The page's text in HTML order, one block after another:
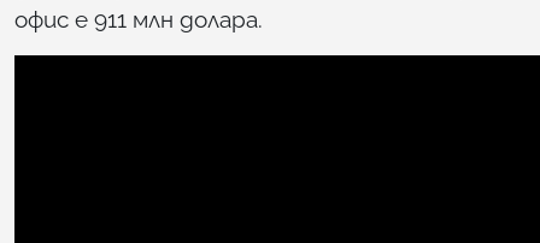
офис е 911 млн долара.